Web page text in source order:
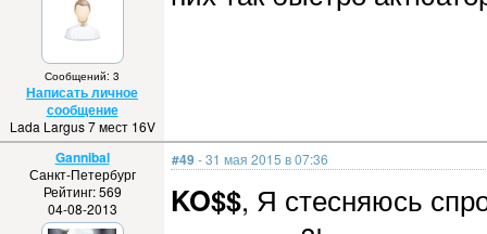
Сообщений: 3
Написать личное
сообщение
Lada Largus 7 мест 16V
Gannibal
Санкт-Петербург
Рейтинг: 569
04-08-2013
#49- 31 мая 2015 в 07:36
KO$$, Я стесняюсь